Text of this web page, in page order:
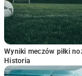
Wyniki meczów piłki
Historia